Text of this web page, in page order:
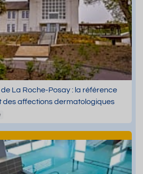
La Roche-Posay : la référence
des affections dermatologiques